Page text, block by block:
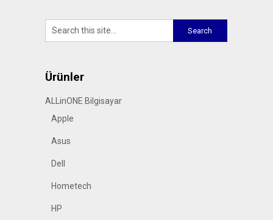
Ürünler
ALLinONE Bilgisayar
Apple
Asus
Dell
Hometech
HP